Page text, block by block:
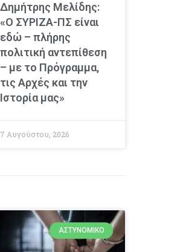
Δημήτρης Μελίδης:
«Ο ΣΥΡΙΖΑ-ΠΣ είναι
εδώ – πλήρης
πολιτική αντεπίθεση
– με το Πρόγραμμα,
τις Αρχές και την
Ιστορία μας»
7 Αυγούστου, 2026
ΑΣΤΥΝΟΜΙΚΌ